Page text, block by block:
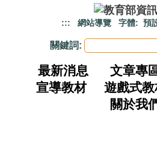
::: 網站導覽 字體: 預
關鍵詞:
最新消息 文章專
宣導教材
遊戲式教
關於我